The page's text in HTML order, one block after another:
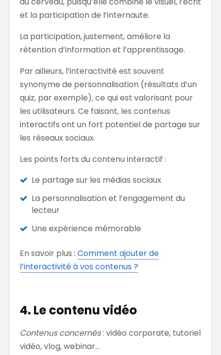
et la participation de l’internaute.
La participation, justement, améliore la
rétention d’information et l’apprentissage.
Par ailleurs, l’interactivité est souvent
synonyme de personnalisation (résultats d’un
quiz, par exemple), ce qui est valorisant pour
les utilisateurs. Ce faisant, les contenus
interactifs ont un fort potentiel de partage sur
les réseaux sociaux.
Les points forts du contenu interactif :
Le partage sur les médias sociaux
La personnalisation et l’engagement du
lecteur
Une expérience mémorable
En savoir plus : Comment ajouter de
l’interactivité à vos contenus ?
4. Le contenu vidéo
Contenus concernés: vidéo corporate, tutoriel
vidéo, vlog, webinar…